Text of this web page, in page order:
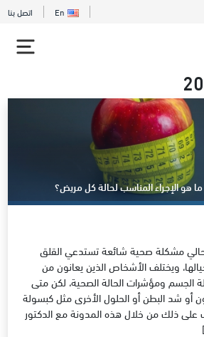
En اتصل بنا
هو الإجراء المناسب لحالة كل مريض؟
مشكلة صحية شائعة تستدعي القلق
ويختلف الأشخاص الذين يعانون من
ومؤشرات الحالة الصحية، لكن متى
أو شد البطن أو الحلول الأخرى مثل كبسولة
على ذلك من خلال هذه المدونة مع الدكتور